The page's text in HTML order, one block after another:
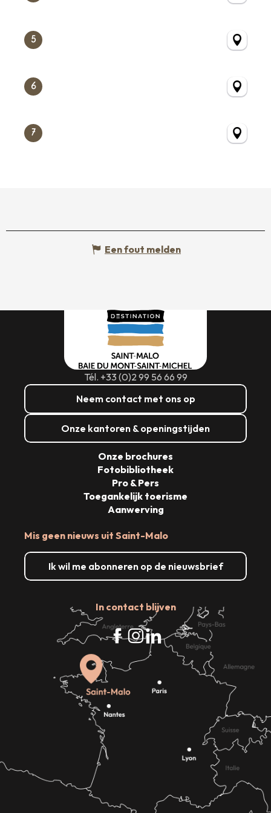
5
6
7
Een fout melden
Tél. +33 (0)2 99 56 66 99
Neem contact met ons op
Onze kantoren & openingstijden
Mis geen nieuws uit Saint-Malo
Ik wil me abonneren op de nieuwsbrief
In contact blijven
Onze brochures
Fotobibliotheek
Pro & Pers
Toegankelijk toerisme
Aanwerving